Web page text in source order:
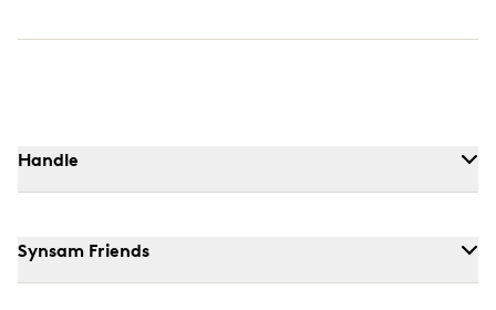
Handle
Synsam Friends